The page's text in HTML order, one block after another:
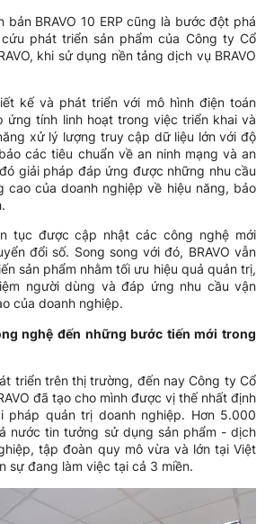
bản BRAVO 10 ERP cũng là bước đột phá
phát triển sản phẩm của Công ty Cổ
khi sử dụng nền tảng dịch vụ BRAVO
kế và phát triển với mô hình điện toán
ứng tính linh hoạt trong việc triển khai và
xử lý lượng truy cập dữ liệu lớn với độ
các tiêu chuẩn về an ninh mạng và an
giải pháp đáp ứng được những nhu cầu
cao của doanh nghiệp về hiệu năng, bảo
tục được cập nhật các công nghệ mới
đổi số. Song song với đó, BRAVO vẫn
sản phẩm nhằm tối ưu hiệu quả quản trị,
người dùng và đáp ứng nhu cầu vận
của doanh nghiệp.
nghệ đến những bước tiến mới trong
triển trên thị trường, đến nay Công ty Cổ
đã tạo cho mình được vị thế nhất định
pháp quản trị doanh nghiệp. Hơn 5.000
nước tin tưởng sử dụng sản phẩm - dịch
tập đoàn quy mô vừa và lớn tại Việt
sự đang làm việc tại cả 3 miền.